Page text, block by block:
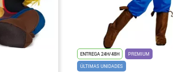
ENTREGA 24H/48H
PREMIUM
ÚLTIMAS UNIDADES